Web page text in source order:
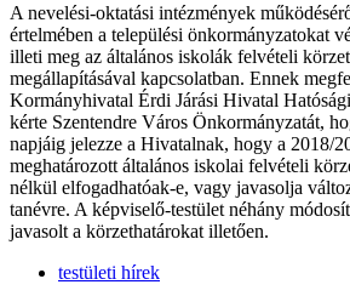
A nevelési-oktatási intézmények
értelmében a települési önkormányzatokat
illeti meg az általános iskolák felvételi
megállapításával kapcsolatban. Ennek
Kormányhivatal Érdi Járási Hivatal
kérte Szentendre Város Önkormányzatát,
napjáig jelezze a Hivatalnak, hogy a 2018/
meghatározott általános iskolai felvételi
nélkül elfogadhatóak-e, vagy javasolja
tanévre. A képviselő-testület néhány
javasolt a körzethatárokat illetően.
testületi hírek